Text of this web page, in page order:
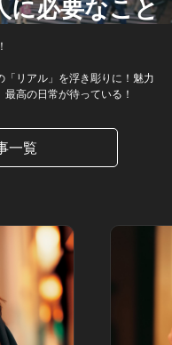
に必要なこと
リアル」を浮き彫りに！魅力
高の日常が待っている！
一覧